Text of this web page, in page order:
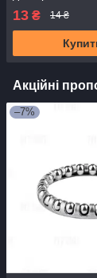
вітчизняних
13 ₴ 14 ₴
Акційні
–7%